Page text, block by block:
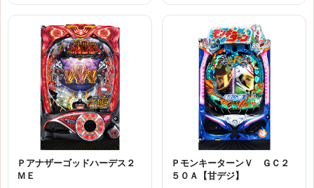
Ｐアナザーゴッドハーデス２
ＭＥ
ＰモンキーターンＶ ＧＣ２
５０Ａ【甘デジ】